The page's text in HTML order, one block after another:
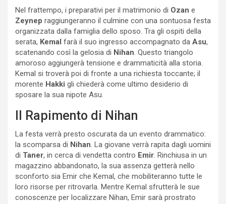
Nel frattempo, i preparativi per il matrimonio di Ozan e
Zeynep raggiungeranno il culmine con una sontuosa festa
organizzata dalla famiglia dello sposo. Tra gli ospiti della
serata, Kemal farà il suo ingresso accompagnato da Asu,
scatenando così la gelosia di Nihan. Questo triangolo
amoroso aggiungerà tensione e drammaticità alla storia.
Kemal si troverà poi di fronte a una richiesta toccante; il
morente Hakki gli chiederà come ultimo desiderio di
sposare la sua nipote Asu.
Il Rapimento di Nihan
La festa verrà presto oscurata da un evento drammatico:
la scomparsa di Nihan. La giovane verrà rapita dagli uomini
di Taner, in cerca di vendetta contro Emir. Rinchiusa in un
magazzino abbandonato, la sua assenza getterà nello
sconforto sia Emir che Kemal, che mobiliteranno tutte le
loro risorse per ritrovarla. Mentre Kemal sfrutterà le sue
conoscenze per localizzare Nihan, Emir sarà prostrato